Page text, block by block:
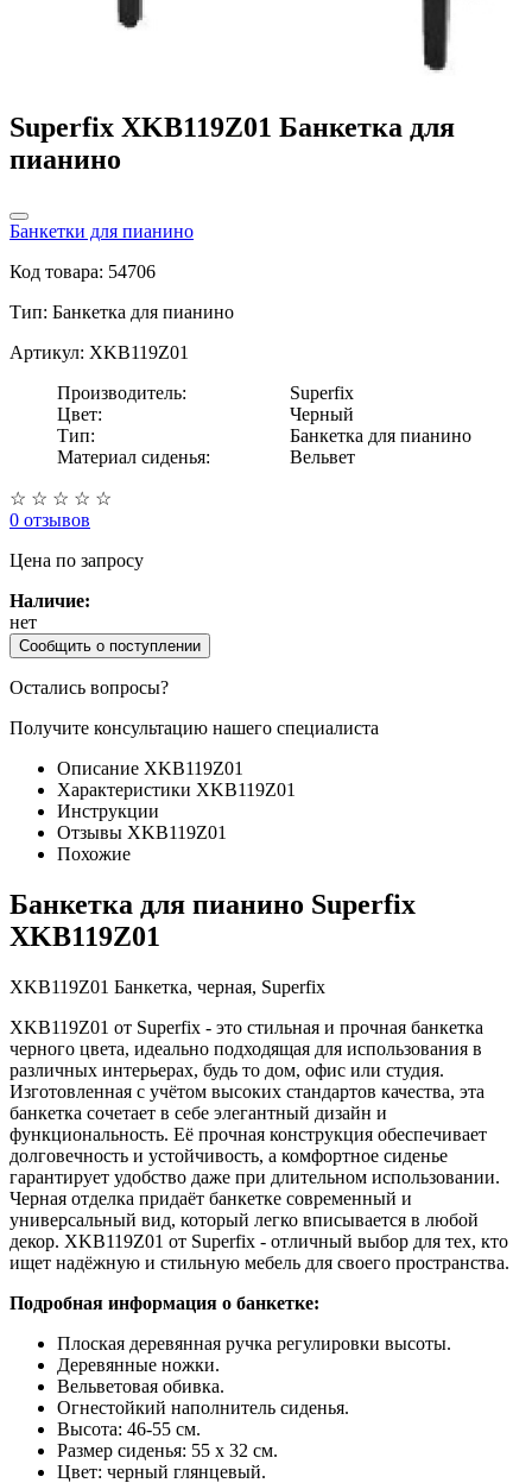
Superfix XKB119Z01 Банкетка для
пианино
Банкетки для пианино
Код товара: 54706
Тип: Банкетка для пианино
Артикул: XKB119Z01
Производитель:
Superfix
Цвет:
Черный
Тип:
Банкетка для пианино
Материал сиденья:
Вельвет
☆ ☆ ☆ ☆ ☆
0 отзывов
Цена по запросу
Наличие:
нет
Сообщить о поступлении
Остались вопросы?
Получите консультацию нашего специалиста
Описание XKB119Z01
Характеристики XKB119Z01
Инструкции
Отзывы XKB119Z01
Похожие
Банкетка для пианино Superfix
XKB119Z01
XKB119Z01 Банкетка, черная, Superfix
XKB119Z01 от Superfix - это стильная и прочная банкетка
черного цвета, идеально подходящая для использования в
различных интерьерах, будь то дом, офис или студия.
Изготовленная с учётом высоких стандартов качества, эта
банкетка сочетает в себе элегантный дизайн и
функциональность. Её прочная конструкция обеспечивает
долговечность и устойчивость, а комфортное сиденье
гарантирует удобство даже при длительном использовании.
Черная отделка придаёт банкетке современный и
универсальный вид, который легко вписывается в любой
декор. XKB119Z01 от Superfix - отличный выбор для тех, кто
ищет надёжную и стильную мебель для своего пространства.
Подробная информация о банкетке:
Плоская деревянная ручка регулировки высоты.
Деревянные ножки.
Вельветовая обивка.
Огнестойкий наполнитель сиденья.
Высота: 46-55 см.
Размер сиденья: 55 х 32 см.
Цвет: черный глянцевый.